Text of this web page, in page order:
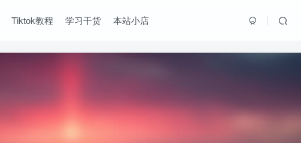
Tiktok教程 学习干货 本站小店